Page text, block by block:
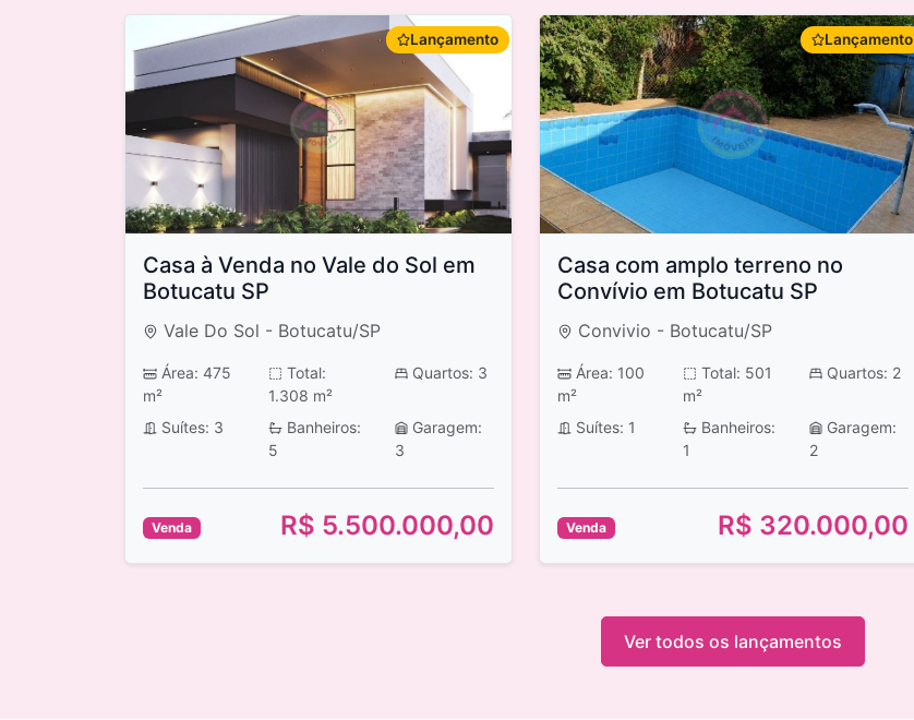
Lançamento
Casa à Venda no Vale do Sol em
Botucatu SP
Vale Do Sol - Botucatu/SP
Área: 475
m²
Total:
1.308 m²
Quartos: 3
Suítes: 3
Banheiros:
5
Garagem:
3
Venda R$ 5.500.000,00
Lançamento
Casa com amplo terreno no
Convívio em Botucatu SP
Convivio - Botucatu/SP
Área: 100
m²
Total: 501
m²
Quartos: 2
Suítes: 1
Banheiros:
1
Garagem:
2
Venda R$ 320.000,00
Ver todos os lançamentos